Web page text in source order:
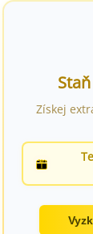
Získej